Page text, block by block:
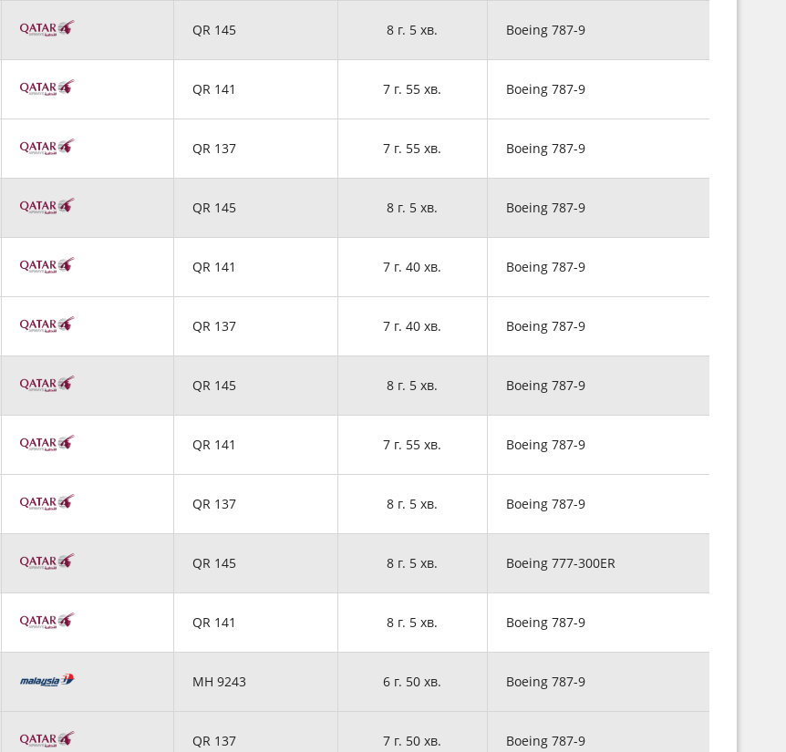
QR 145 8 г. 5 хв. Boeing 787-9
QR 141 7 г. 55 хв. Boeing 787-9
QR 137 7 г. 55 хв. Boeing 787-9
QR 145 8 г. 5 хв. Boeing 787-9
QR 141 7 г. 40 хв. Boeing 787-9
QR 137 7 г. 40 хв. Boeing 787-9
QR 145 8 г. 5 хв. Boeing 787-9
QR 141 7 г. 55 хв. Boeing 787-9
QR 137 8 г. 5 хв. Boeing 787-9
QR 145 8 г. 5 хв. Boeing 777-300ER
QR 141 8 г. 5 хв. Boeing 787-9
MH 9243 6 г. 50 хв. Boeing 787-9
QR 137 7 г. 50 хв. Boeing 787-9